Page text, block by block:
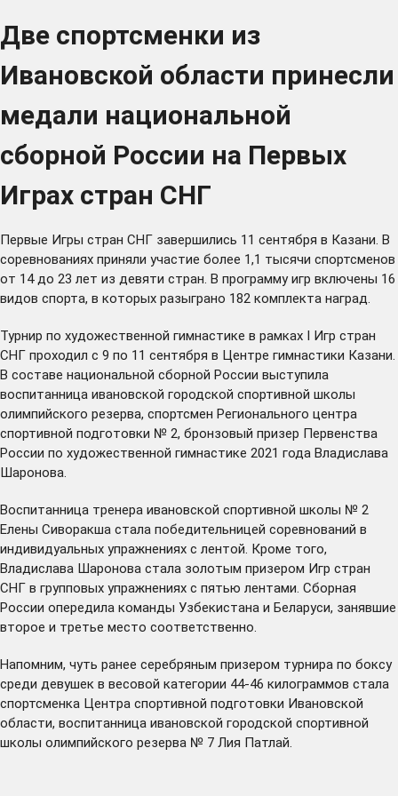
Две спортсменки из
Ивановской области принесли
медали национальной
сборной России на Первых
Играх стран СНГ
Первые Игры стран СНГ завершились 11 сентября в Казани. В
соревнованиях приняли участие более 1,1 тысячи спортсменов
от 14 до 23 лет из девяти стран. В программу игр включены 16
видов спорта, в которых разыграно 182 комплекта наград.
Турнир по художественной гимнастике в рамках I Игр стран
СНГ проходил с 9 по 11 сентября в Центре гимнастики Казани.
В составе национальной сборной России выступила
воспитанница ивановской городской спортивной школы
олимпийского резерва, спортсмен Регионального центра
спортивной подготовки № 2, бронзовый призер Первенства
России по художественной гимнастике 2021 года Владислава
Шаронова.
Воспитанница тренера ивановской спортивной школы № 2
Елены Сиворакша стала победительницей соревнований в
индивидуальных упражнениях с лентой. Кроме того,
Владислава Шаронова стала золотым призером Игр стран
СНГ в групповых упражнениях с пятью лентами. Сборная
России опередила команды Узбекистана и Беларуси, занявшие
второе и третье место соответственно.
Напомним, чуть ранее серебряным призером турнира по боксу
среди девушек в весовой категории 44-46 килограммов стала
спортсменка Центра спортивной подготовки Ивановской
области, воспитанница ивановской городской спортивной
школы олимпийского резерва № 7 Лия Патлай.